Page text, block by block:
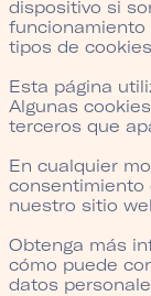
dispositivo si
funcionamiento
tipos de
Esta página
Algunas
terceros que
En cualquier
consentimiento
nuestro sitio
Obtenga más
cómo puede
datos